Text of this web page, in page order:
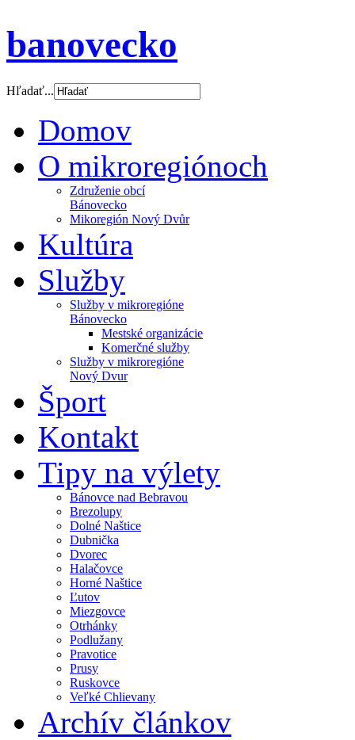
banovecko
Hľadať...
Domov
O mikroregiónoch
Združenie obcí
Bánovecko
Mikoregión Nový Dvůr
Kultúra
Služby
Služby v mikroregióne
Bánovecko
Mestské organizácie
Komerčné služby
Služby v mikroregióne
Nový Dvur
Šport
Kontakt
Tipy na výlety
Bánovce nad Bebravou
Brezolupy
Dolné Naštice
Dubnička
Dvorec
Halačovce
Horné Naštice
Ľutov
Miezgovce
Otrhánky
Podlužany
Pravotice
Prusy
Ruskovce
Veľké Chlievany
Archív článkov